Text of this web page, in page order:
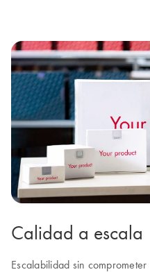
Calidad a escala
Escalabilidad sin